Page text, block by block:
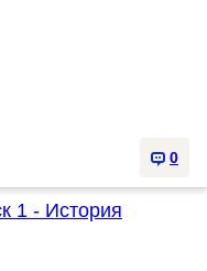
0
1 - История